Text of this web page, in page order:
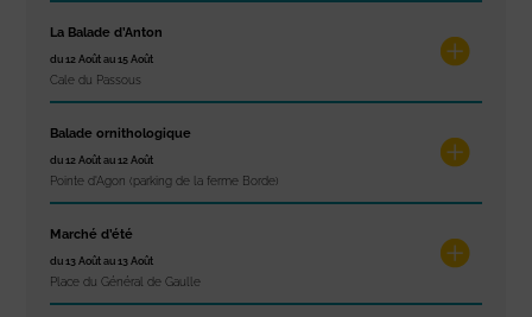
La Balade d’Anton
du 12 Août au 15 Août
Cale du Passous
Balade ornithologique
du 12 Août au 12 Août
Pointe d'Agon (parking de la ferme Borde)
Marché d’été
du 13 Août au 13 Août
Place du Général de Gaulle